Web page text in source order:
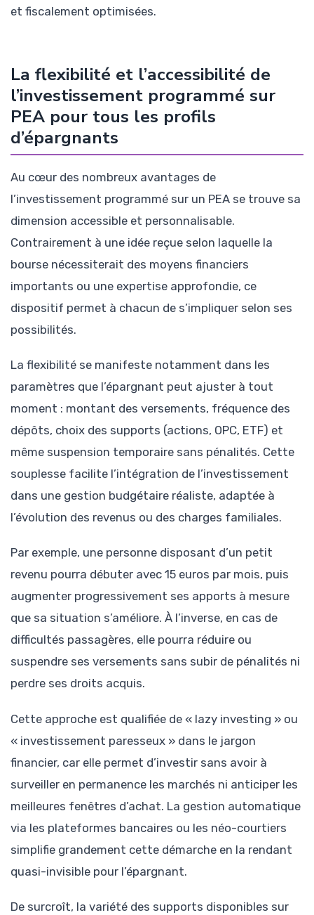
et fiscalement optimisées.
La flexibilité et l’accessibilité de
l’investissement programmé sur
PEA pour tous les profils
d’épargnants
Au cœur des nombreux avantages de
l’investissement programmé sur un PEA se trouve sa
dimension accessible et personnalisable.
Contrairement à une idée reçue selon laquelle la
bourse nécessiterait des moyens financiers
importants ou une expertise approfondie, ce
dispositif permet à chacun de s’impliquer selon ses
possibilités.
La flexibilité se manifeste notamment dans les
paramètres que l’épargnant peut ajuster à tout
moment : montant des versements, fréquence des
dépôts, choix des supports (actions, OPC, ETF) et
même suspension temporaire sans pénalités. Cette
souplesse facilite l’intégration de l’investissement
dans une gestion budgétaire réaliste, adaptée à
l’évolution des revenus ou des charges familiales.
Par exemple, une personne disposant d’un petit
revenu pourra débuter avec 15 euros par mois, puis
augmenter progressivement ses apports à mesure
que sa situation s’améliore. À l’inverse, en cas de
difficultés passagères, elle pourra réduire ou
suspendre ses versements sans subir de pénalités ni
perdre ses droits acquis.
Cette approche est qualifiée de « lazy investing » ou
« investissement paresseux » dans le jargon
financier, car elle permet d’investir sans avoir à
surveiller en permanence les marchés ni anticiper les
meilleures fenêtres d’achat. La gestion automatique
via les plateformes bancaires ou les néo-courtiers
simplifie grandement cette démarche en la rendant
quasi-invisible pour l’épargnant.
De surcroît, la variété des supports disponibles sur